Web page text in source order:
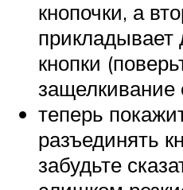
кнопочки, а
прикладывает
кнопки
защелкивание
теперь
разъединять
забудьте